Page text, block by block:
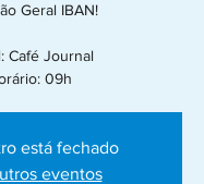
Geral IBAN!
Café Journal
09h
está fechado
eventos